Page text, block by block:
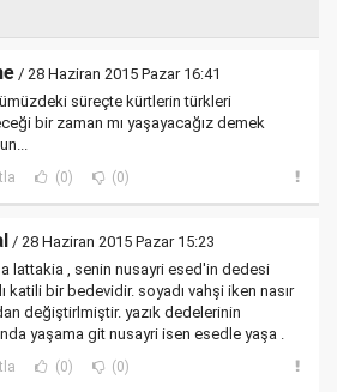
/ 28 Haziran 2015 Pazar 16:41
süreçte kürtlerin türkleri
bir zaman mı yaşayacağız demek
(0) (0)
/ 28 Haziran 2015 Pazar 15:23
lattakia , senin nusayri esed'in dedesi
katili bir bedevidir. soyadı vahşi iken nasır
değiştirlmiştir. yazık dedelerinin
yaşama git nusayri isen esedle yaşa .
(0) (0)